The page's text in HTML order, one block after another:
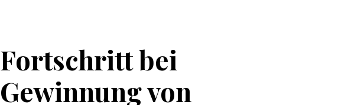
Fortschritt bei
Gewinnung von